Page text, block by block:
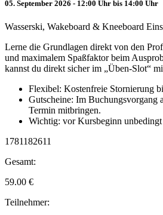
05. September 2026 - 12:00 Uhr bis 14:00 Uhr
Wasserski, Wakeboard & Kneeboard
Lerne die Grundlagen direkt von den
und maximalem Spaßfaktor beim
kannst du direkt sicher im „Üben-Slot“
Flexibel: Kostenfreie Stornierung
Gutscheine: Im Buchungsvorgang
Termin mitbringen.
Wichtig: vor Kursbeginn unbedingt
1781182611
Gesamt:
59.00 €
Teilnehmer: